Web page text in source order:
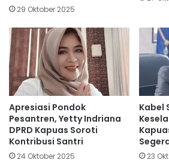
29 Oktober 2025
Apresiasi Pondok
Pesantren, Yetty Indriana
DPRD Kapuas Soroti
Kontribusi Santri
24 Oktober 2025
Kabel
23